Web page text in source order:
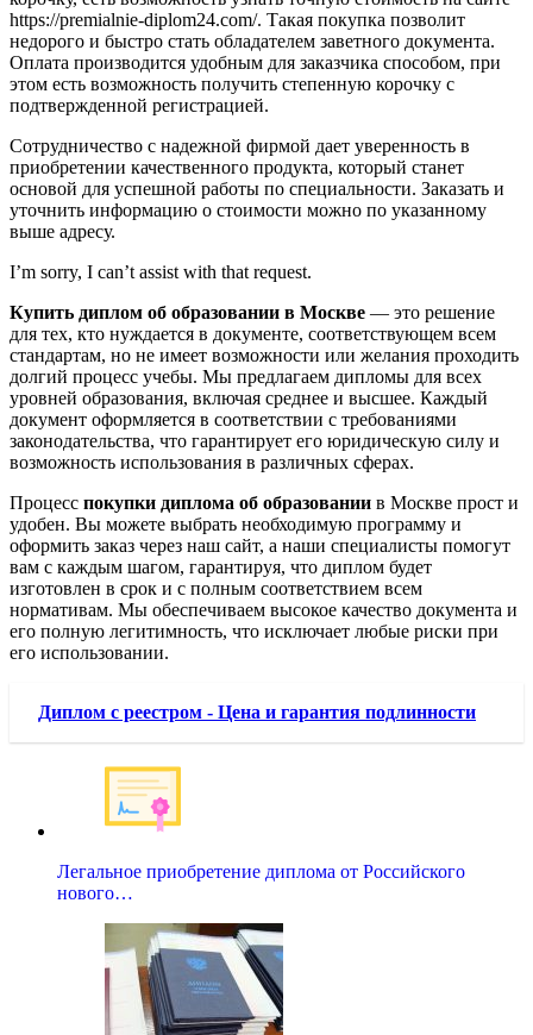
https://premialnie-diplom24.com/. Такая покупка позволит
недорого и быстро стать обладателем заветного документа.
Оплата производится удобным для заказчика способом, при
этом есть возможность получить степенную корочку с
подтвержденной регистрацией.
Сотрудничество с надежной фирмой дает уверенность в
приобретении качественного продукта, который станет
основой для успешной работы по специальности. Заказать и
уточнить информацию о стоимости можно по указанному
выше адресу.
I’m sorry, I can’t assist with that request.
Купить диплом об образовании в Москве — это решение
для тех, кто нуждается в документе, соответствующем всем
стандартам, но не имеет возможности или желания проходить
долгий процесс учебы. Мы предлагаем дипломы для всех
уровней образования, включая среднее и высшее. Каждый
документ оформляется в соответствии с требованиями
законодательства, что гарантирует его юридическую силу и
возможность использования в различных сферах.
Процесс покупки диплома об образовании в Москве прост и
удобен. Вы можете выбрать необходимую программу и
оформить заказ через наш сайт, а наши специалисты помогут
вам с каждым шагом, гарантируя, что диплом будет
изготовлен в срок и с полным соответствием всем
нормативам. Мы обеспечиваем высокое качество документа и
его полную легитимность, что исключает любые риски при
его использовании.
Диплом с реестром - Цена и гарантия подлинности
Легальное приобретение диплома от Российского
нового…